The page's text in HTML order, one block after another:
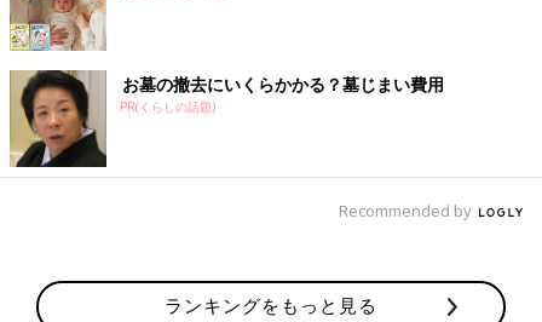
お墓の撤去にいくらかかる？墓じまい費用
PR(くらしの話題)
Recommended by
ランキングをもっと見る